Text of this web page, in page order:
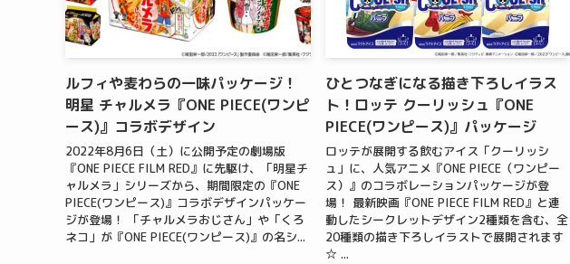
ルフィや麦わらの一味パッケージ！
明星 チャルメラ『ONE PIECE(ワンピ
ース)』コラボデザイン
2022年8月6日（土）に公開予定の劇場版
『ONE PIECE FILM RED』に先駆け、「明星チ
ャルメラ」シリーズから、期間限定の『ONE
PIECE(ワンピース)』コラボデザインパッケー
ジが登場！ 「チャルメラおじさん」や「くろ
ネコ」が『ONE PIECE(ワンピース)』の名シ...
ひとつなぎになる描き下ろしイラス
ト！ロッテ クーリッシュ『ONE
PIECE(ワンピース)』パッケージ
ロッテが展開する飲むアイス「クーリッシ
ュ」に、人気アニメ『ONE PIECE（ワンピー
ス）』のコラボレーションパッケージが登
場！ 最新映画『ONE PIECE FILM RED』と連
動したシークレットデザイン2種類を含む、全
20種類の描き下ろしイラストで展開されます
☆ ...